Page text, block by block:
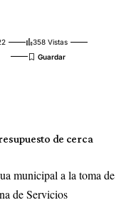
358 Vistas
de cerca
municipal a la toma de
de Servicios